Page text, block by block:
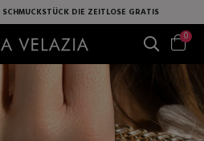
SCHMUCKSTÜCK DIE ZEITLOSE GRATIS
0